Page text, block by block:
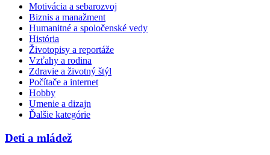
Motivácia a sebarozvoj
Biznis a manažment
Humanitné a spoločenské vedy
História
Životopisy a reportáže
Vzťahy a rodina
Zdravie a životný štýl
Počítače a internet
Hobby
Umenie a dizajn
Ďalšie kategórie
Deti a mládež